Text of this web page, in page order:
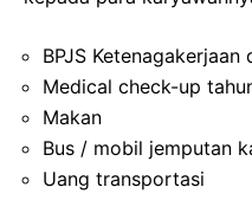
BPJS Ketenagakerjaan
Medical check-up
Makan
Bus / mobil jemputan
Uang transportasi